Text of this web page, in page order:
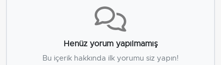
Henüz yorum yapılmamış
Bu içerik hakkında ilk yorumu siz yapın!